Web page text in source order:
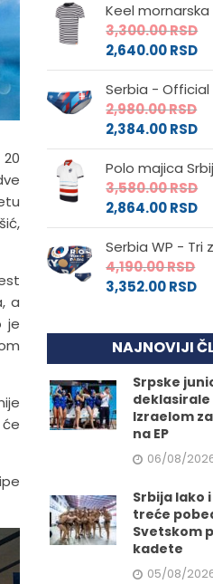
a
je
Keel
3,300.00RSD
2,640.00RSD
Serbia -
2,980.00RSD
2,384.00RSD
Polo majica
3,580.00RSD
2,864.00RSD
Serbia WP - Tri
4,190.00RSD
3,352.00RSD
NAJNOVIJI
Srpske
deklasirale
Izraelom
na EP
06/08/
Srbija lako
treće
Svetskom
kadete
05/08/